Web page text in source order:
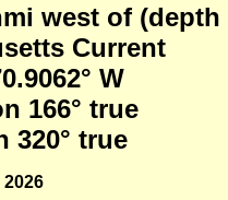
west of (depth
Current
W
166° true
320° true
2026